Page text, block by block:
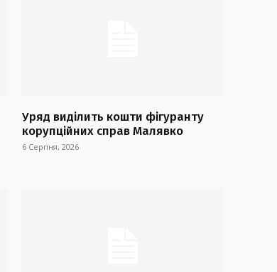
Уряд виділить кошти фігуранту
корупційних справ Малявко
6 Серпня, 2026